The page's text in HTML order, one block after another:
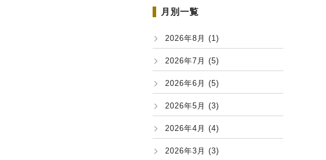
月別一覧
2026年8月 (1)
2026年7月 (5)
2026年6月 (5)
2026年5月 (3)
2026年4月 (4)
2026年3月 (3)